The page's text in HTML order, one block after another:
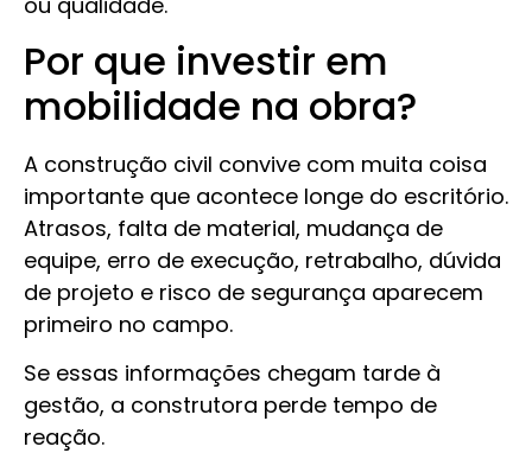
Por que investir em
mobilidade na obra?
A construção civil convive com muita coisa
importante que acontece longe do escritório.
Atrasos, falta de material, mudança de
equipe, erro de execução, retrabalho, dúvida
de projeto e risco de segurança aparecem
primeiro no campo.
Se essas informações chegam tarde à
gestão, a construtora perde tempo de
reação.